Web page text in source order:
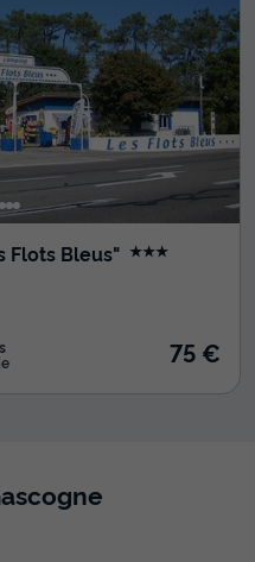
Flots Bleus" ★★★
75 €